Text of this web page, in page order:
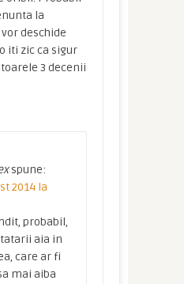
la
deschide
iti zic ca sigur
3 decenii
spune:
2014 la
probabil,
aia in
care ar fi
mai aiba